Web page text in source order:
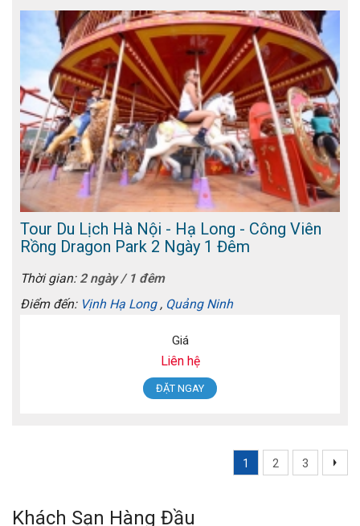
Tour Du Lịch Hà Nội - Hạ Long - Công Viên
Rồng Dragon Park 2 Ngày 1 Đêm
Thời gian: 2 ngày / 1 đêm
Điểm đến: Vịnh Hạ Long , Quảng Ninh
Giá
Liên hệ
ĐẶT NGAY
1 2 3
Khách Sạn Hàng Đầu